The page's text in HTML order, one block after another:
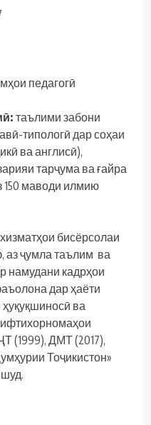
педагогӣ
ӣ: таълими забони
типологӣ дар соҳаи
ва англисӣ),
тарҷума ва ғайра
маводи илмию
бисёрсолаи
аз ҷумла таълим ва
намудани кадрҳои
дар ҳаёти
ва
(1999), ДМТ (2017),
Тоҷикистон»